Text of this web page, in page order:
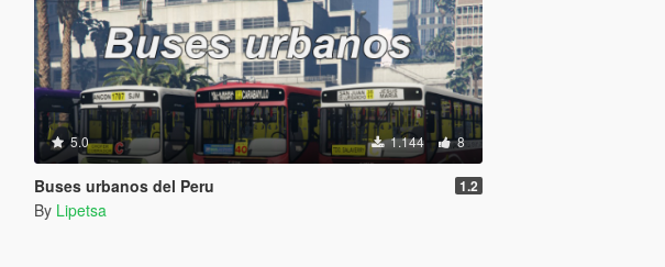
5.0 1.144 8
Buses urbanos del Peru 1.2
By Lipetsa